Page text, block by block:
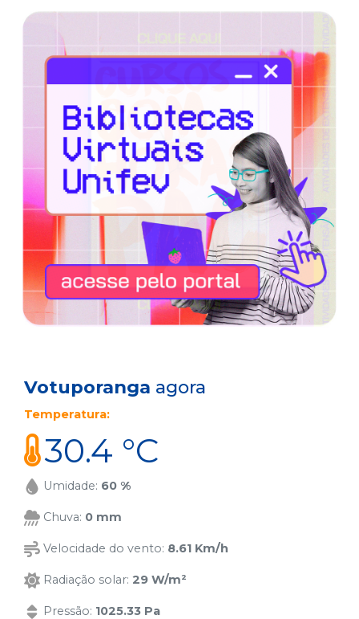
Votuporanga agora
Temperatura:
30.4 °C
Umidade: 60 %
Chuva: 0 mm
Velocidade do vento: 8.61 Km/h
Radiação solar: 29 W/m²
Pressão: 1025.33 Pa